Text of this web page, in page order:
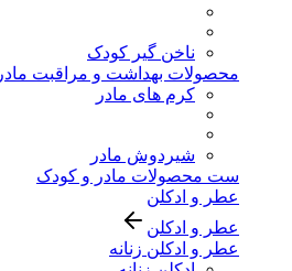
ناخن گیر کودک
محصولات بهداشت و مراقبت مادر
کرم های مادر
شیردوش مادر
ست محصولات مادر و کودک
عطر و ادکلن
عطر و ادکلن
عطر و ادکلن زنانه